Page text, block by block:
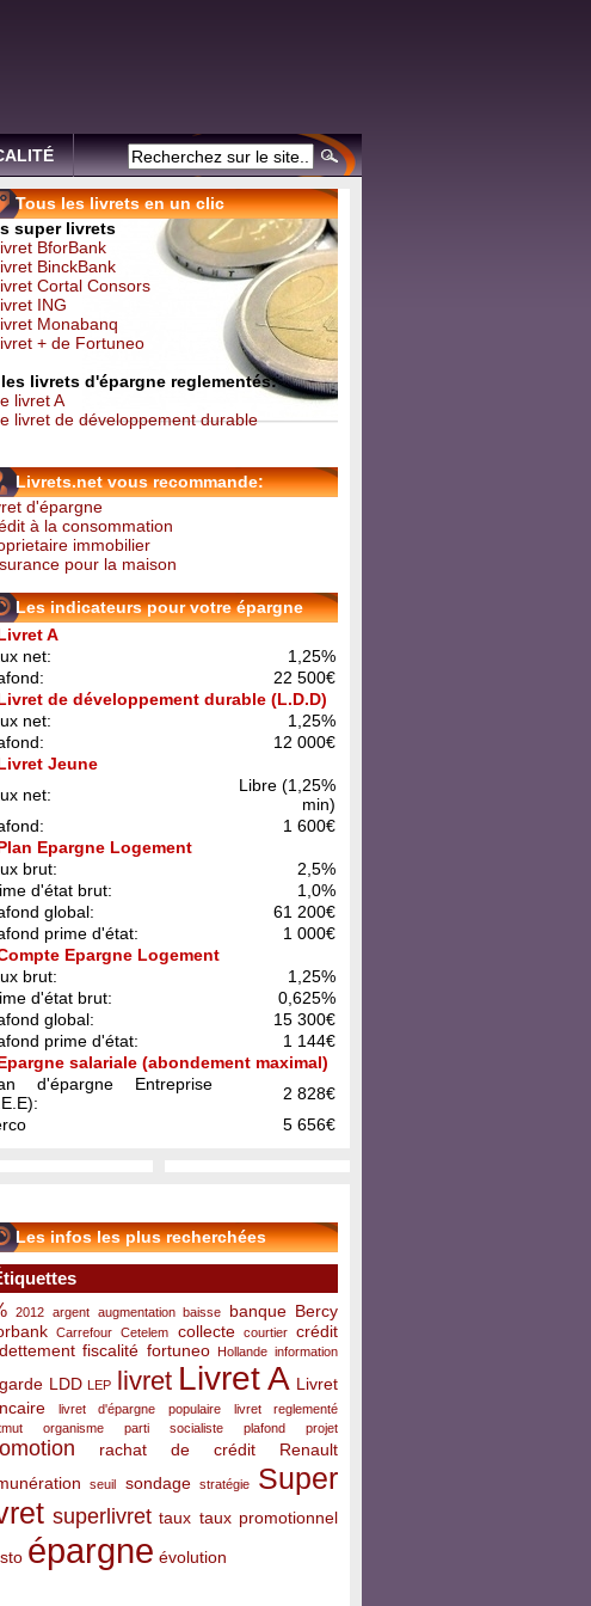
Tous les livrets en un clic
super livrets
BforBank
BinckBank
Cortal Consors
ING
Monabanq
+ de Fortuneo
les livrets d'épargne reglementés:
livret A
livret de développement durable
Livrets.net vous recommande:
d'épargne
à la consommation
immobilier
pour la maison
Les indicateurs pour votre épargne
A
net:
1,25%
22 500€
de développement durable (L.D.D)
net:
1,25%
12 000€
Jeune
net:
Libre (1,25%
min)
1 600€
Epargne Logement
brut:
2,5%
d'état brut:
1,0%
global:
61 200€
prime d'état:
1 000€
Epargne Logement
brut:
1,25%
d'état brut:
0,625%
global:
15 300€
prime d'état:
1 144€
salariale (abondement maximal)
d'épargne Entreprise
2 828€
5 656€
Les infos les plus recherchées
2012 argent augmentation baisse banque Bercy
Carrefour Cetelem collecte courtier
crédit
fiscalité fortuneo Hollande information
LDD LEP livret Livret A Livret
livret d'épargne populaire
livret reglementé
organisme parti socialiste plafond projet
rachat de crédit
Renault
seuil sondage stratégie
Super
superlivret taux taux promotionnel
épargne évolution